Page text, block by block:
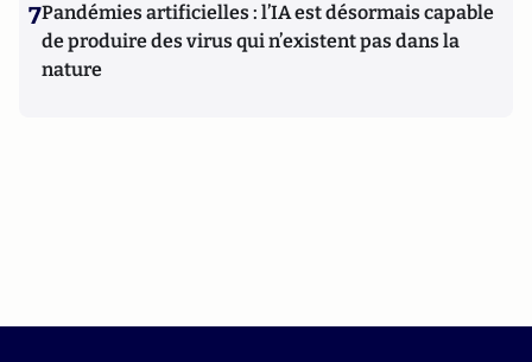
7Pandémies artificielles : l’IA est désormais capable
de produire des virus qui n’existent pas dans la
nature